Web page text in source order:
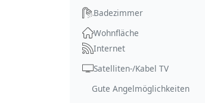
Badezimmer
Wohnfläche
Internet
Satelliten-/Kabel TV
Gute Angelmöglichkeiten